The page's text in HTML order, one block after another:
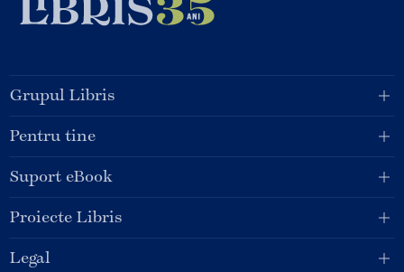
Grupul Libris
Pentru tine
Suport eBook
Proiecte Libris
Legal